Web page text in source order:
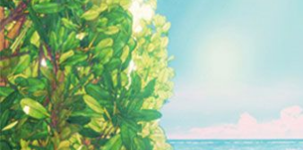
「90%は失敗する。でも
終戦から81年